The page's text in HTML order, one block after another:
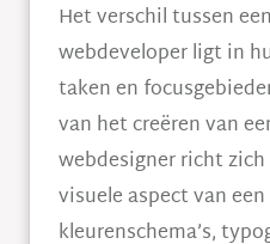
Het verschil tussen
webdeveloper ligt in
taken en
van het creëren van
webdesigner richt
visuele aspect van
kleurenschema’s,